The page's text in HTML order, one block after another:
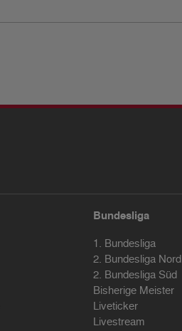
Bundesliga
1. Bundesliga
2. Bundesliga Nord
2. Bundesliga Süd
Bisherige Meister
Liveticker
Livestream